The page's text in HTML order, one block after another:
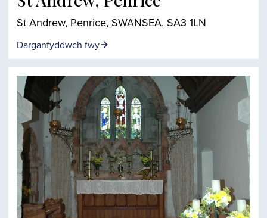
St Andrew, Penrice, SWANSEA, SA3 1LN
Darganfyddwch fwy